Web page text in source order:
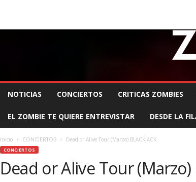
NOTICIAS CONCIERTOS CRITICAS ZOMBIES
EL ZOMBIE TE QUIERE ENTREVISTAR DESDE LA
Inicio CONCIERTOS Dead or Alive Tour (Marzo) BLACKJACK
CONCIERTOS
Dead or Alive Tour (Marzo)